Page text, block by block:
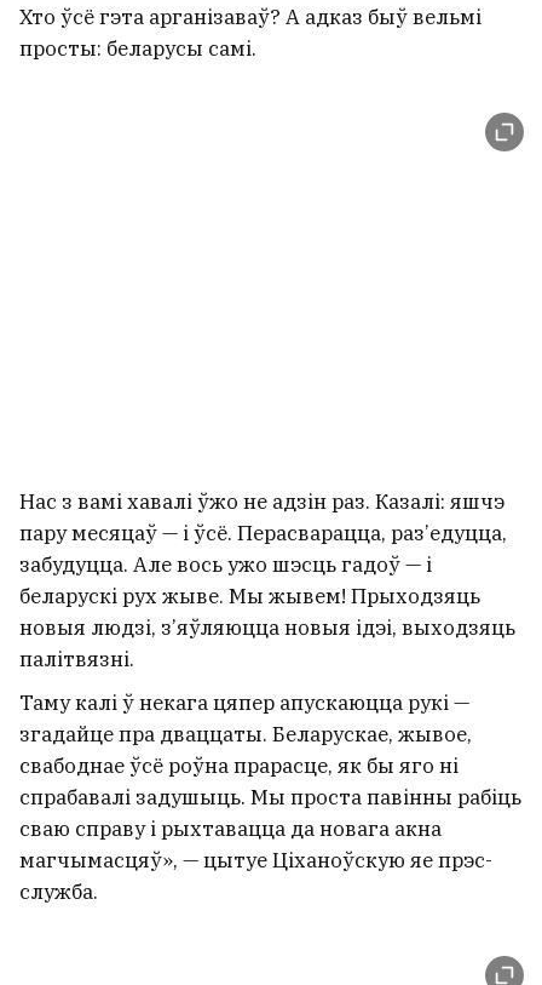
Хто ўсё гэта арганізаваў? А адказ быў вельмі
просты: беларусы самі.
Нас з вамі хавалі ўжо не адзін раз. Казалі: яшчэ
пару месяцаў — і ўсё. Перасварацца, раз’едуцца,
забудуцца. Але вось ужо шэсць гадоў — і
беларускі рух жыве. Мы жывем! Прыходзяць
новыя людзі, з’яўляюцца новыя ідэі, выходзяць
палітвязні.
Таму калі ў некага цяпер апускаюцца рукі —
згадайце пра дваццаты. Беларускае, жывое,
свабоднае ўсё роўна прарасце, як бы яго ні
спрабавалі задушыць. Мы проста павінны рабіць
сваю справу і рыхтавацца да новага акна
магчымасцяў», — цытуе Ціханоўскую яе прэс-
служба.